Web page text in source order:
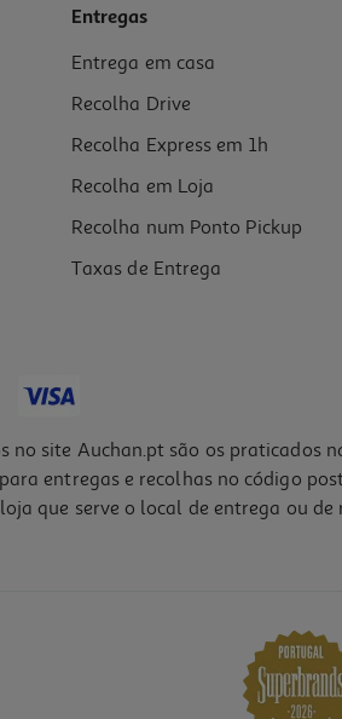
Nu
Entregas
Entrega em casa
Recolha Drive
Recolha Express em 1h
Recolha em Loja
Recolha num Ponto Pickup
Taxas de Entrega
no site Auchan.pt são os praticados
entregas e recolhas no código
que serve o local de entrega ou